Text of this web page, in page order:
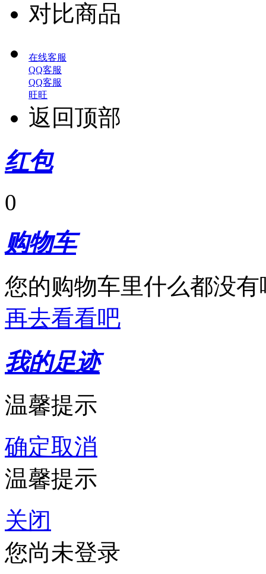
对比商品
在线客服
QQ客服
QQ客服
旺旺
返回顶部
红包
0
购物车
您的购物车里什么都没有
再去看看吧
我的足迹
温馨提示
确定取消
温馨提示
关闭
您尚未登录